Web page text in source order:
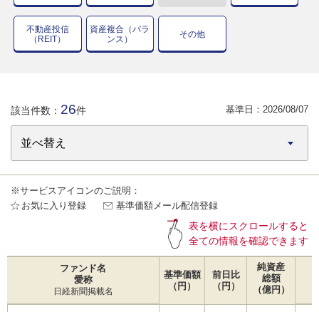
不動産投信
（REIT）
資産複合（バラ
ンス）
その他
該当件数： 26件 基準日： 2026/08/07
※サービスアイコンのご説明：
お気に入り登録
基準価額メール配信登録
表を横にスクロールすると
全ての情報を確認できます
ファンド名
愛称
日経新聞掲載名
基準価額
（円）
前日比
（円）
純資産
総額
（億円）